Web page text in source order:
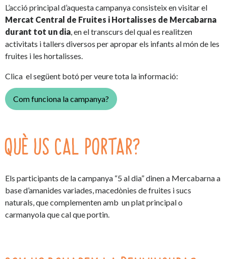
L’acció principal d’aquesta campanya consisteix en visitar el
Mercat Central de Fruites i Hortalisses de Mercabarna
durant tot un dia, en el transcurs del qual es realitzen
activitats i tallers diversos per apropar els infants al món de les
fruites i les hortalisses.
Clica el següent botó per veure tota la informació:
Com funciona la campanya?
QUÈ US CAL PORTAR?
Els participants de la campanya “5 al dia” dinen a Mercabarna a
base d’amanides variades, macedònies de fruites i sucs
naturals, que complementen amb un plat principal o
carmanyola que cal que portin.